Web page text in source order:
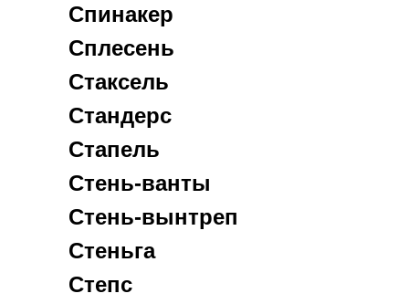
Степс
Стеньга
Стень-вынтреп
Стень-ванты
Стапель
Стандерс
Стаксель
Сплесень
Спинакер